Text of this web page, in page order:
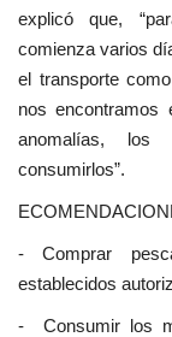
explicó que,
comienza varios
el transporte
nos encontramos
anomalías, los
consumirlos”.
- Comprar
establecidos
- Consumir los